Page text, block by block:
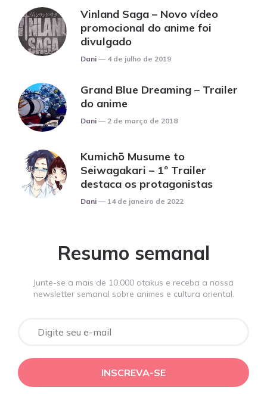
Vinland Saga – Novo vídeo
promocional do anime foi
divulgado
Posted
Dani 4 de julho de 2019
Grand Blue Dreaming – Trailer
do anime
Posted
Dani 2 de março de 2018
Kumichō Musume to
Seiwagakari – 1º Trailer
destaca os protagonistas
Posted
Dani 14 de janeiro de 2022
Resumo semanal
Junte-se a mais de 10.000 otakus e receba a nossa
newsletter semanal sobre animes e cultura oriental.